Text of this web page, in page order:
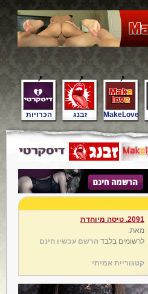
הכרויות זבנג MakeLove
2091. טיסה מיוחדת
מאת:
לרשומים בלבד הרשם עכשיו חינם
קטגוריית אמיתי